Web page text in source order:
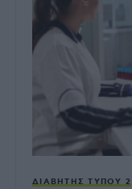
ΔΙΑΒΉΤΗΣ ΤΎΠΟΥ 2